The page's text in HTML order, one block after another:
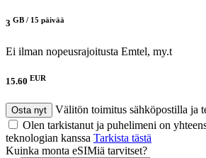
3 GB / 15 päivää
Ei ilman nopeusrajoitusta Emtel, my.t
15.60 EUR
Osta nyt
Välitön toimitus sähköpostilla ja
Olen tarkistanut ja puhelimeni on
teknologian kanssa Tarkista tästä
Kuinka monta eSIMiä tarvitset?